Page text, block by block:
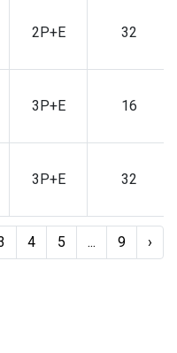
2P+E 32
3P+E 16
3P+E 32
4 5 ... 9 ›